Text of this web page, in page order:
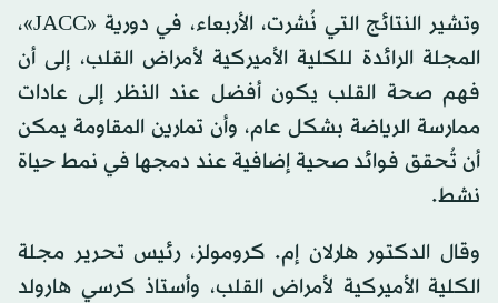
وتشير النتائج التي نُشرت، الأربعاء، في دورية «JACC»،
المجلة الرائدة للكلية الأميركية لأمراض القلب، إلى أن
فهم صحة القلب يكون أفضل عند النظر إلى عادات
ممارسة الرياضة بشكل عام، وأن تمارين المقاومة يمكن
أن تُحقق فوائد صحية إضافية عند دمجها في نمط حياة
نشط.
وقال الدكتور هارلان إم. كرومولز، رئيس تحرير مجلة
الكلية الأميركية لأمراض القلب، وأستاذ كرسي هارولد